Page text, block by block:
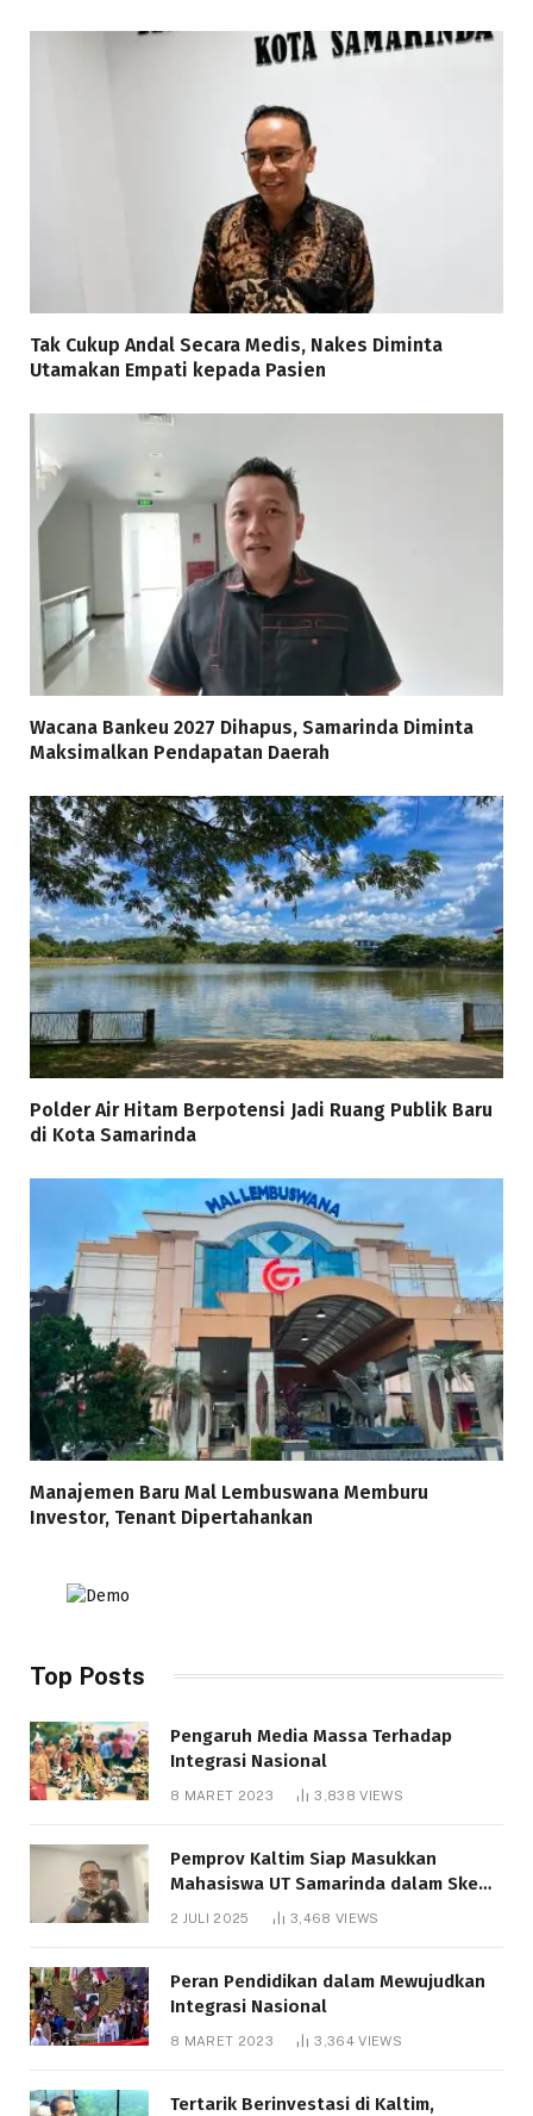
Tak Cukup Andal Secara Medis, Nakes Diminta
Utamakan Empati kepada Pasien
Wacana Bankeu 2027 Dihapus, Samarinda Diminta
Maksimalkan Pendapatan Daerah
Polder Air Hitam Berpotensi Jadi Ruang Publik Baru
di Kota Samarinda
Manajemen Baru Mal Lembuswana Memburu
Investor, Tenant Dipertahankan
Top Posts
Pengaruh Media Massa Terhadap
Integrasi Nasional
8 MARET 2023 3,838VIEWS
Pemprov Kaltim Siap Masukkan
Mahasiswa UT Samarinda dalam Skema
Bantuan Pendidikan Gratispol
2 JULI 2025 3,468 VIEWS
Peran Pendidikan dalam Mewujudkan
Integrasi Nasional
8 MARET 2023 3,364VIEWS
Tertarik Berinvestasi di Kaltim,